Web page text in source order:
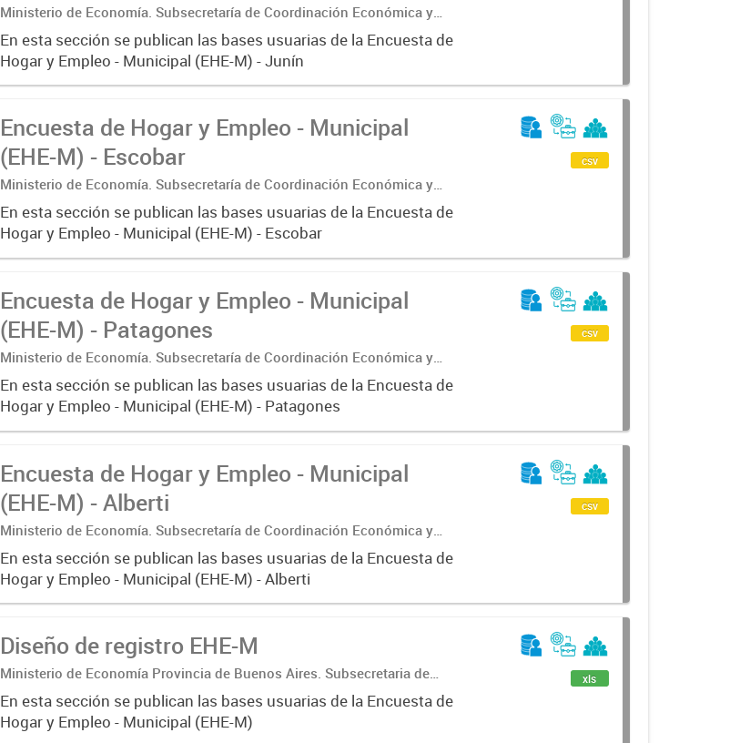
Ministerio de Economía. Subsecretaría de Coordinación Económica y
Estadística. Dirección Provincial de Estadística.
En esta sección se publican las bases usuarias de la Encuesta de
Hogar y Empleo - Municipal (EHE-M) - Junín
Encuesta de Hogar y Empleo - Municipal
(EHE-M) - Escobar
Ministerio de Economía. Subsecretaría de Coordinación Económica y
Estadística. Dirección Provincial de Estadística.
En esta sección se publican las bases usuarias de la Encuesta de
Hogar y Empleo - Municipal (EHE-M) - Escobar
csv
Encuesta de Hogar y Empleo - Municipal
(EHE-M) - Patagones
Ministerio de Economía. Subsecretaría de Coordinación Económica y
Estadística. Dirección Provincial de Estadística.
En esta sección se publican las bases usuarias de la Encuesta de
Hogar y Empleo - Municipal (EHE-M) - Patagones
csv
Encuesta de Hogar y Empleo - Municipal
(EHE-M) - Alberti
Ministerio de Economía. Subsecretaría de Coordinación Económica y
Estadística. Dirección Provincial de Estadística.
En esta sección se publican las bases usuarias de la Encuesta de
Hogar y Empleo - Municipal (EHE-M) - Alberti
csv
Diseño de registro EHE-M
Ministerio de Economía Provincia de Buenos Aires. Subsecretaria de
Coordinación económica y estadística. Dirección Provincial de
Estadística
En esta sección se publican las bases usuarias de la Encuesta de
Hogar y Empleo - Municipal (EHE-M)
xls